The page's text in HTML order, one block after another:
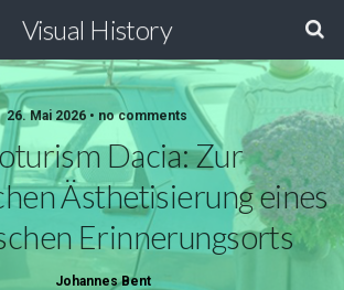
Visual History
26. Mai 2026 • no comments
Dacia: Zur
Ästhetisierung eines
Erinnerungsorts
Johannes Bent